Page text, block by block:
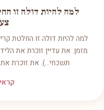
למה להיות דולה זו
למה להיות דולה זו החלטת
מזמן. את עדיין זוכרת את
תשכחי...). את זוכרת